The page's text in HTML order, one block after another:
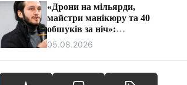
с
у
и
«Дрони на мільярди,
майстри манікюру та 40
обшуків за ніч»:
розслідування оборудки
Vyriy Industries
05.08.2026